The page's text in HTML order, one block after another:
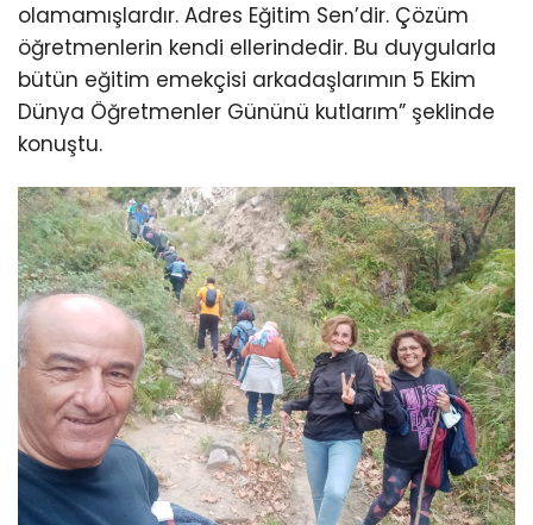
olamamışlardır. Adres Eğitim Sen’dir. Çözüm
öğretmenlerin kendi ellerindedir. Bu duygularla
bütün eğitim emekçisi arkadaşlarımın 5 Ekim
Dünya Öğretmenler Gününü kutlarım” şeklinde
konuştu.